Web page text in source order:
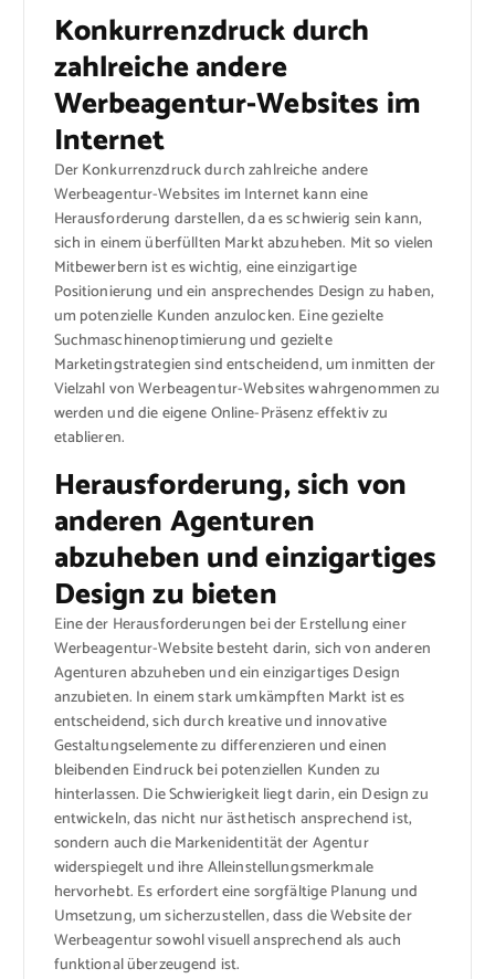
Konkurrenzdruck durch
zahlreiche andere
Werbeagentur-Websites im
Internet
Der Konkurrenzdruck durch zahlreiche andere
Werbeagentur-Websites im Internet kann eine
Herausforderung darstellen, da es schwierig sein kann,
sich in einem überfüllten Markt abzuheben. Mit so vielen
Mitbewerbern ist es wichtig, eine einzigartige
Positionierung und ein ansprechendes Design zu haben,
um potenzielle Kunden anzulocken. Eine gezielte
Suchmaschinenoptimierung und gezielte
Marketingstrategien sind entscheidend, um inmitten der
Vielzahl von Werbeagentur-Websites wahrgenommen zu
werden und die eigene Online-Präsenz effektiv zu
etablieren.
Herausforderung, sich von
anderen Agenturen
abzuheben und einzigartiges
Design zu bieten
Eine der Herausforderungen bei der Erstellung einer
Werbeagentur-Website besteht darin, sich von anderen
Agenturen abzuheben und ein einzigartiges Design
anzubieten. In einem stark umkämpften Markt ist es
entscheidend, sich durch kreative und innovative
Gestaltungselemente zu differenzieren und einen
bleibenden Eindruck bei potenziellen Kunden zu
hinterlassen. Die Schwierigkeit liegt darin, ein Design zu
entwickeln, das nicht nur ästhetisch ansprechend ist,
sondern auch die Markenidentität der Agentur
widerspiegelt und ihre Alleinstellungsmerkmale
hervorhebt. Es erfordert eine sorgfältige Planung und
Umsetzung, um sicherzustellen, dass die Website der
Werbeagentur sowohl visuell ansprechend als auch
funktional überzeugend ist.